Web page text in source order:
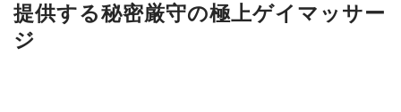
提供する秘密厳守の極上ゲイマッサー
ジ